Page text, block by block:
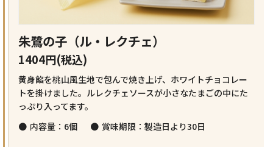
朱鷺の子（ル・レクチェ）
1404円(税込)
黄身餡を桃山風生地で包んで焼き上げ、ホワイトチョコレー
トを掛けました。ルレクチェソースが小さなたまごの中にた
っぷり入ってます。
内容量：6個
賞味期限：製造日より30日